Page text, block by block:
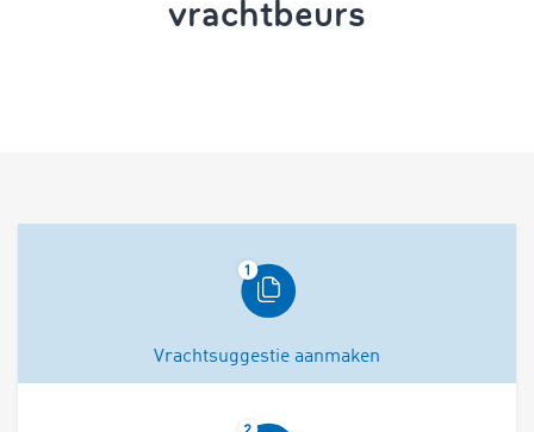
vrachtbeurs
Vrachtsuggestie aanmaken